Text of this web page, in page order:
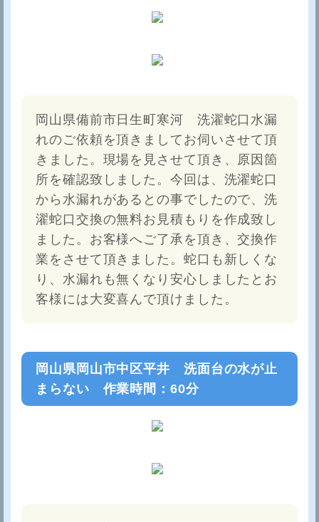
岡山県備前市日生町寒河 洗濯蛇口水漏
れのご依頼を頂きましてお伺いさせて頂
きました。現場を見させて頂き、原因箇
所を確認致しました。今回は、洗濯蛇口
から水漏れがあるとの事でしたので、洗
濯蛇口交換の無料お見積もりを作成致し
ました。お客様へご了承を頂き、交換作
業をさせて頂きました。蛇口も新しくな
り、水漏れも無くなり安心しましたとお
客様には大変喜んで頂けました。
岡山県岡山市中区平井 洗面台の水が止
まらない 作業時間：60分